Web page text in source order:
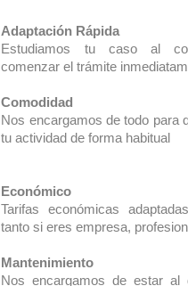
Adaptación Rápida
Estudiamos tu caso al
comenzar el trámite
Comodidad
Nos encargamos de todo para
tu actividad de forma habitual
Económico
Tarifas económicas
tanto si eres empresa,
Mantenimiento
Nos encargamos de estar al